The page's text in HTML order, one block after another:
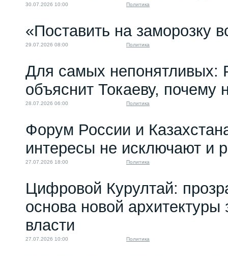
30.07.2026 10:00 Политика
«Поставить на заморозку
29.07.2026 08:00 Политика
Для самых непонятливых:
объяснит Токаеву,
28.07.2026 06:00 Политика
Форум России и
интересы не исключают и
27.07.2026 18:00 Политика
Цифровой Курултай:
основа новой архитектуры
власти
27.07.2026 10:00 Политика